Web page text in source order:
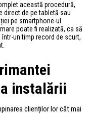
această procedură,
direct de pe tabletă sau
pe smartphone-ul
poate fi realizată, ca să
un timp record de scurt,
instalării
clienților lor cât mai